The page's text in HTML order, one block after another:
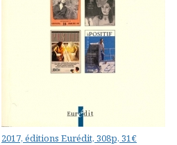
2017, éditions Eurédit, 308p, 31€